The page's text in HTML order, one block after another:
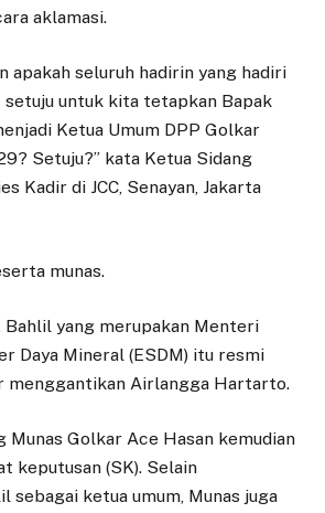
aklamasi.
apakah seluruh hadirin yang hadiri
setuju untuk kita tetapkan Bapak
Ketua Umum DPP Golkar
Setuju?” kata Ketua Sidang
Kadir di JCC, Senayan, Jakarta
munas.
Bahlil yang merupakan Menteri
Daya Mineral (ESDM) itu resmi
menggantikan Airlangga Hartarto.
Munas Golkar Ace Hasan kemudian
keputusan (SK). Selain
sebagai ketua umum, Munas juga